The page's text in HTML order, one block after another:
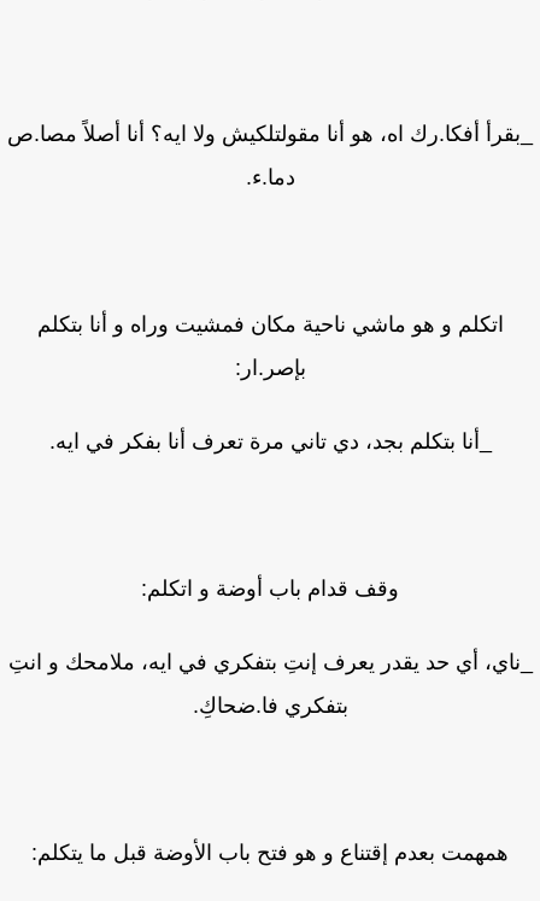
أفكا.رك اه، هو أنا مقولتلكيش ولا ايه؟ أنا أصلاً مصا.ص
دما.ء.
اتكلم و هو ماشي ناحية مكان فمشيت وراه و أنا بتكلم
بإصر.ار:
_أنا بتكلم بجد، دي تاني مرة تعرف أنا بفكر في ايه.
وقف قدام باب أوضة و اتكلم:
أي حد يقدر يعرف إنتِ بتفكري في ايه، ملامحك و انتِ
بتفكري فا.ضحاكِ.
همهمت بعدم إقتناع و هو فتح باب الأوضة قبل ما يتكلم: